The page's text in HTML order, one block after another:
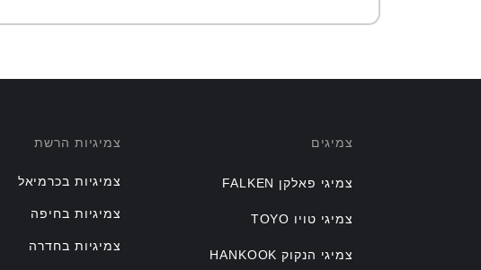
צמיגים
צמיגי פאלקן FALKEN
צמיגי טויו TOYO
צמיגי הנקוק HANKOOK
צמיגיות הרשת
צמיגיות בכרמיאל
צמיגיות בחיפה
צמיגיות בחדרה